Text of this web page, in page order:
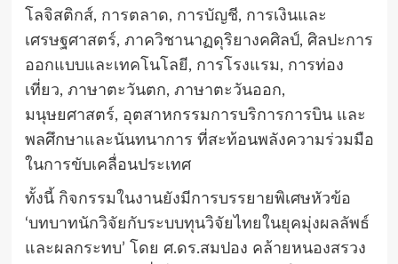
โลจิสติกส์, การตลาด, การบัญชี, การเงินและ
เศรษฐศาสตร์, ภาควิชานาฏดุริยางคศิลป์, ศิลปะการ
ออกแบบและเทคโนโลยี, การโรงแรม, การท่อง
เที่ยว, ภาษาตะวันตก, ภาษาตะวันออก,
มนุษยศาสตร์, อุตสาหกรรมการบริการการบิน และ
พลศึกษาและนันทนาการ ที่สะท้อนพลังความร่วมมือ
ในการขับเคลื่อนประเทศ
ทั้งนี้ กิจกรรมในงานยังมีการบรรยายพิเศษหัวข้อ
‘บทบาทนักวิจัยกับระบบทุนวิจัยไทยในยุคมุ่งผลลัพธ์
และผลกระทบ’ โดย ศ.ดร.สมปอง คล้ายหนองสรวง